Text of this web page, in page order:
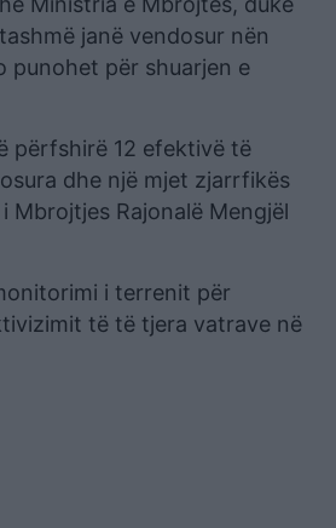
janë vendosur nën
punohet për shuarjen e
përfshirë 12 efektivë të
dhe një mjet zjarrfikës
Mbrojtjes Rajonalë Mengjël
i terrenit për
të të tjera vatrave në